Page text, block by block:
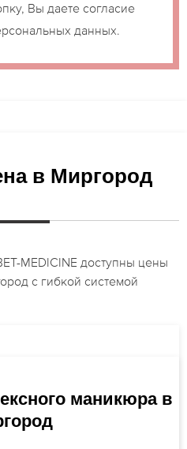
Вы даете согласие
данных.
в Миргород
MEDICINE доступны цены
с гибкой системой
маникюра в